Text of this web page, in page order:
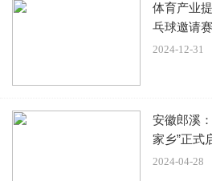
支持下，整个游戏的画面可谓惊艳
彩，还是波光粼粼的水面，又或者
尾，都更为真实细腻，更不用说恢
传~
体育产业
乓球邀请
2024-12-31
安徽郎溪
家乡”正式
2024-04-28